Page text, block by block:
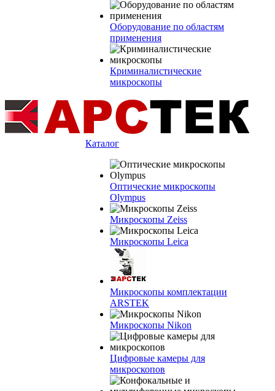
Оборудование по областям
применения
Криминалистические
микроскопы
Каталог
Оптические микроскопы
Olympus
Микроскопы Zeiss
Микроскопы Leica
Микроскопы комплектации
ARSTEK
Микроскопы Nikon
Цифровые камеры для
микроскопов